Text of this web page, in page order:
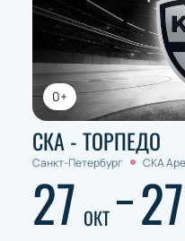
0+
СКА - ТОРПЕДО
Санкт-Петербург СКА
27 ОКТ 27